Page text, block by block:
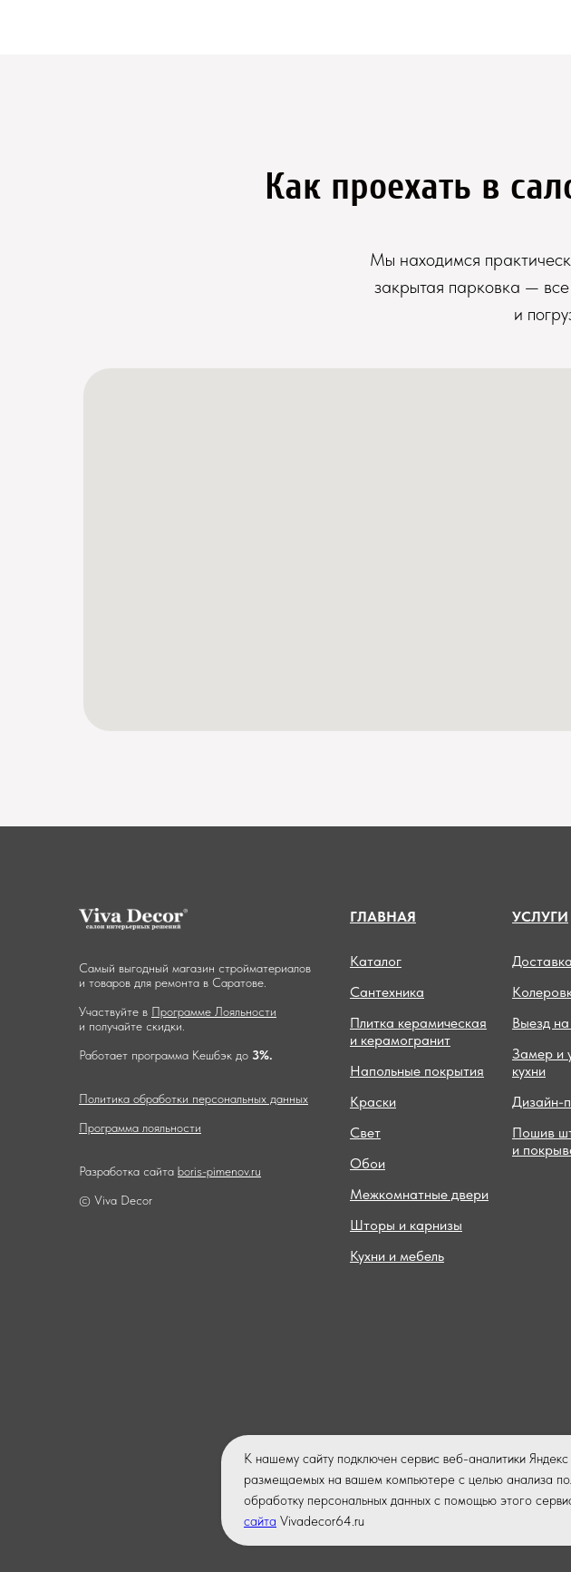
К нашему сайту подключен сервис веб-аналитики
размещаемых на вашем компьютере с целью анализа
обработку персональных данных с помощью этого
сайта Vivadecor64.ru
Как проехать в
Мы находимся
закрытая парковка — все
и
Самый выгодный магазин стройматериалов
и товаров для ремонта в Саратове.
Участвуйте в Программе Лояльности
и получайте скидки.
Работает программа Кешбэк до 3%.
Политика обработки персональных данных
Программа лояльности
Разработка сайта boris-pimenov.ru
© Viva Decor
ГЛАВНАЯ
Каталог
Сантехника
Плитка керамическая
и керамогранит
Напольные покрытия
Краски
Свет
Обои
Межкомнатные двери
Шторы и карнизы
Кухни и мебель
УСЛУГИ
Выезд
Замер и
кухни
Дизайн-
Пошив
и